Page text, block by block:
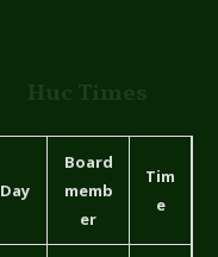
Huc Times
Day
Board
memb
er
Tim
e